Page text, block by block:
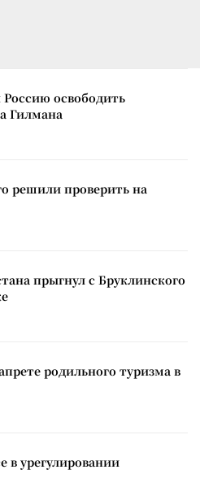
освободить
Гилмана
решили проверить на
прыгнул с Бруклинского
родильного туризма в
в урегулировании